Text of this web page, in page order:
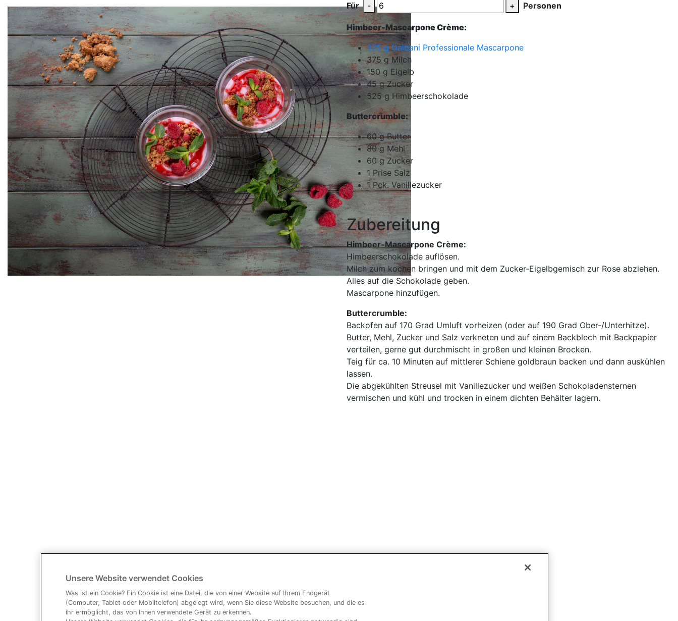
Für - + Personen
Himbeer-Mascarpone Crème:
375 gGalbani Professionale Mascarpone
375 gMilch
150 g Eigelb
45 gZucker
525 g Himbeerschokolade
Buttercrumble:
60 gButter
80 g Mehl
60 gZucker
1 Prise Salz
1Pck. Vanillezucker
Zubereitung
Himbeer-Mascarpone Crème:
Himbeerschokolade auflösen.
Milch zum kochen bringen und mit dem Zucker-Eigelbgemisch zur Rose abziehen.
Alles auf die Schokolade geben.
Mascarpone hinzufügen.
Buttercrumble:
Backofen auf 170 Grad Umluft vorheizen (oder auf 190 Grad Ober-/Unterhitze).
Butter, Mehl, Zucker und Salz verkneten und auf einem Backblech mit Backpapier
verteilen, gerne gut durchmischt in großen und kleinen Brocken.
Teig für ca. 10 Minuten auf mittlerer Schiene goldbraun backen und dann auskühlen
lassen.
Die abgekühlten Streusel mit Vanillezucker und weißen Schokoladensternen
vermischen und kühl und trocken in einem dichten Behälter lagern.
unsere markenseiten
Unsere Website verwendet Cookies
Was ist ein Cookie? Ein Cookie ist eine Datei, die von einer Website auf Ihrem Endgerät
(Computer, Tablet oder Mobiltelefon) abgelegt wird, wenn Sie diese Website besuchen, und die es
ihr ermöglicht, das von Ihnen verwendete Gerät zu erkennen.